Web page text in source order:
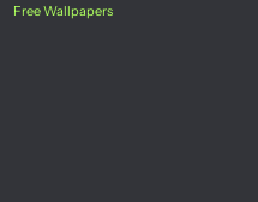
Free Wallpapers